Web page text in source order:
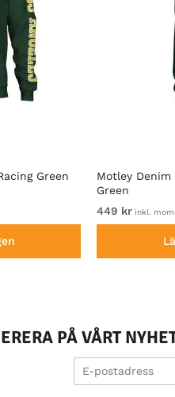
Green
Motley Denim
Green
449 kr inkl.
PÅ VÅRT